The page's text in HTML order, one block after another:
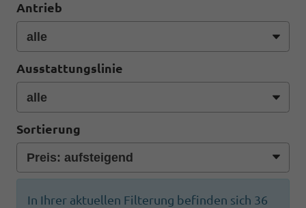
Antrieb
Ausstattungslinie
Sortierung
In Ihrer aktuellen Filterung befinden sich 36